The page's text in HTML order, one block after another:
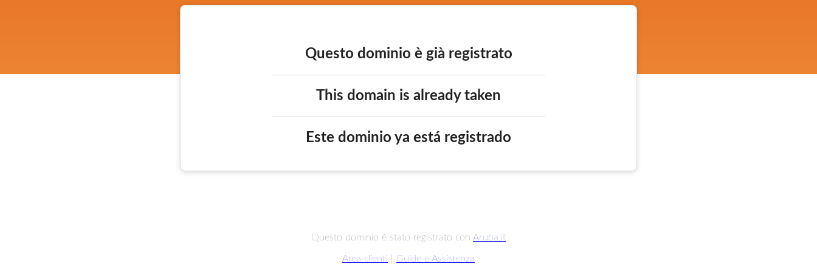
Questo dominio è già registrato
This domain is already taken
Este dominio ya está registrado
Questo dominio è stato registrato con Aruba.it
Area clienti Guide e Assistenza